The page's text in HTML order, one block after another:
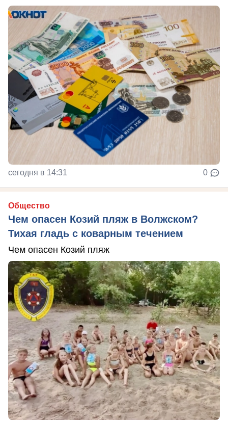
сегодня в 14:31 0
Общество
Чем опасен Козий пляж в Волжском?
Тихая гладь с коварным течением
Чем опасен Козий пляж